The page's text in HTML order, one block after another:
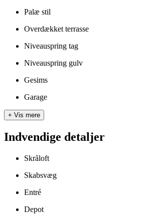
Palæ stil
Overdækket terrasse
Niveauspring tag
Niveauspring gulv
Gesims
Garage
+ Vis mere
Indvendige detaljer
Skråloft
Skabsvæg
Entré
Depot